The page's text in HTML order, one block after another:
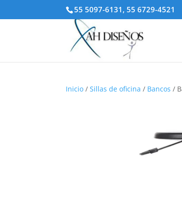
55 5097-6131, 55 6729-4521
Inicio /Sillas de oficina / Bancos /